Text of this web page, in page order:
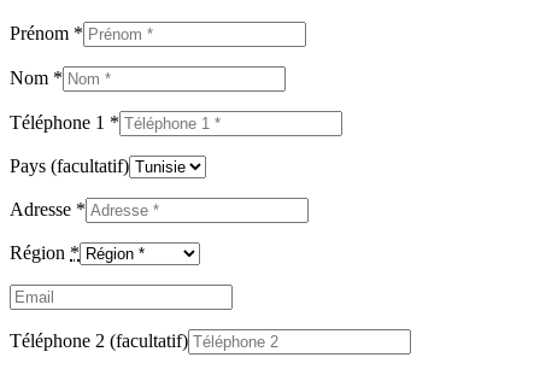
Prénom *
Nom *
Téléphone 1 *
Pays (facultatif)
Adresse *
Région *
Email
Téléphone 2 (facultatif)